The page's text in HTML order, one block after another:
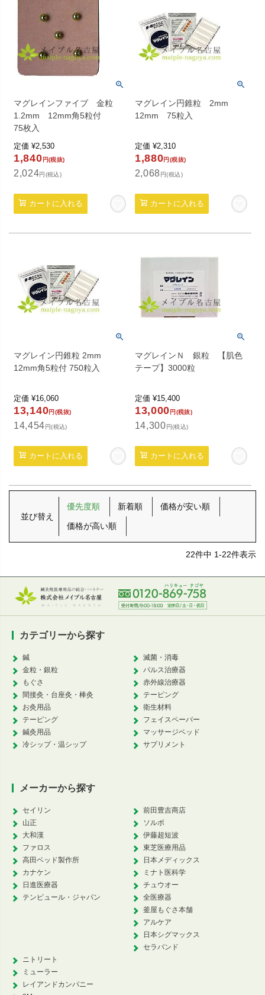
マグレインファイブ 金粒
1.2mm 12mm角5粒付
75枚入
定価 ¥2,530
1,840 円(税抜)
2,024円(税込)
カートに入れる
マグレイン円錐粒 2mm
12mm 75粒入
定価 ¥2,310
1,880円(税抜)
2,068 円(税込)
カートに入れる
マグレイン円錐粒 2mm
12mm角5粒付 750粒入
定価 ¥16,060
13,140円(税抜)
14,454 円(税込)
カートに入れる
マグレインＮ 銀粒 【肌色
テープ】3000粒
定価 ¥15,400
13,000 円(税抜)
14,300 円(税込)
カートに入れる
並び替え
優先度順 新着順 価格が安い順
価格が高い順
22件中 1-22件表示
カテゴリーから探す
鍼
金粒・銀粒
もぐさ
間接灸・台座灸・棒灸
お灸用品
テーピング
鍼灸用品
冷シップ・温シップ
滅菌・消毒
パルス治療器
赤外線治療器
テーピング
衛生材料
フェイスペーパー
マッサージベッド
サプリメント
メーカーから探す
セイリン
山正
大和漢
ファロス
高田ベッド製作所
カナケン
日進医療器
テンピュール・ジャパン
前田豊吉商店
ソルボ
伊藤超短波
東芝医療用品
日本メディックス
ミナト医科学
チュウオー
全医療器
釜屋もぐさ本舗
アルケア
日本シグマックス
セラバンド
ニトリート
ミューラー
レイアンドカンパニー